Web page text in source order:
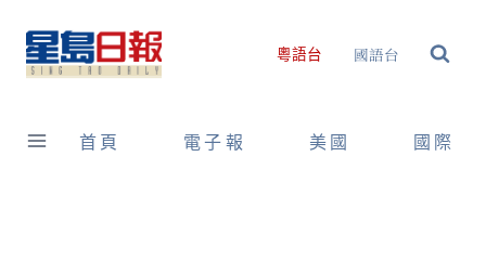
content
粵語台 國語台
首頁 電子報 美國 國際